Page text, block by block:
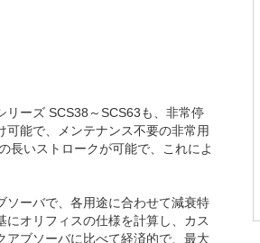
リーズ SCS38～SCS63も、非常停
能で、メンテナンス不要の非常用
長いストロークが可能で、これによ
ソーバで、各用途に合わせて減衰特
オリフィスの仕様を計算し、カス
アブソーバに比べて経済的で、最大